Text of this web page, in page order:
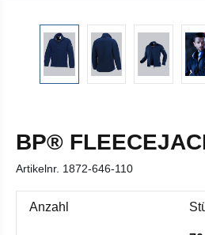
BP®
Artikelnr. 1872-646-110
Anzahl